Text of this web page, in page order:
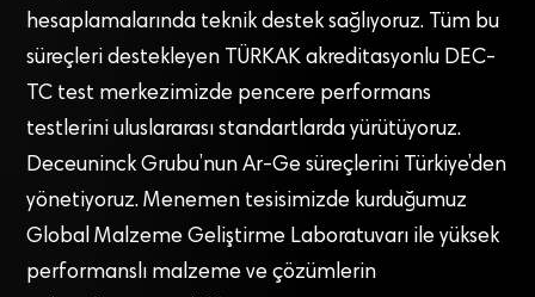
hesaplamalarında teknik destek sağlıyoruz. Tüm bu
süreçleri destekleyen TÜRKAK akreditasyonlu DEC-
TC test merkezimizde pencere performans
testlerini uluslararası standartlarda yürütüyoruz.
Deceuninck Grubu’nun Ar-Ge süreçlerini Türkiye’den
yönetiyoruz. Menemen tesisimizde kurduğumuz
Global Malzeme Geliştirme Laboratuvarı ile yüksek
performanslı malzeme ve çözümlerin